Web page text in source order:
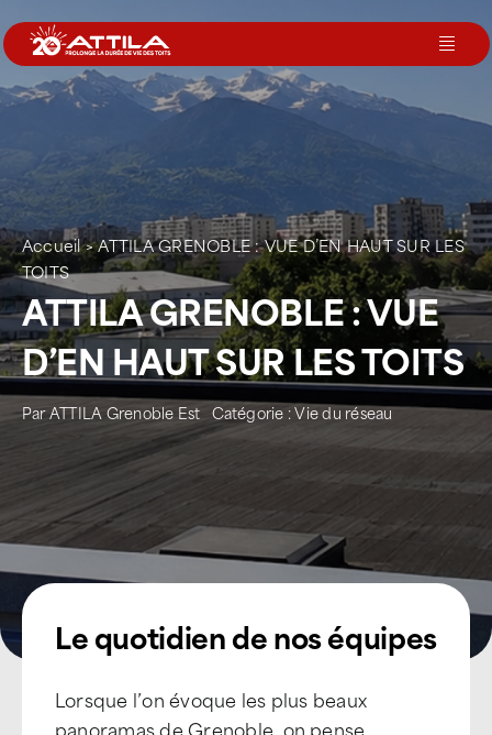
au
contenu
Nos services
Nos agences
Votre toit
Rejoignez-nous
Devenir Franchisé
Accueil>ATTILA GRENOBLE : VUE D’EN HAUT SUR LES
TOITS
ATTILA GRENOBLE : VUE
D’EN HAUT SUR LES TOITS
ParATTILA Grenoble Est Catégorie :Vie du réseau
Le quotidien de nos équipes
Lorsque l’on évoque les plus beaux
panoramas de Grenoble, on pense